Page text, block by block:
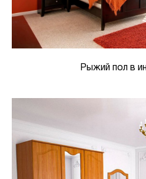
Рыжий пол в